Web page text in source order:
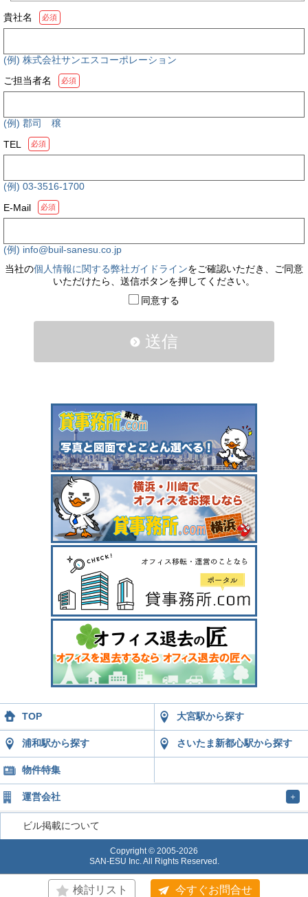
貴社名 必須
(例) 株式会社サンエスコーポレーション
ご担当者名
必須
(例) 郡司 穣
TEL
必須
(例) 03-3516-1700
E-Mail
必須
(例) info@buil-sanesu.co.jp
当社の個人情報に関する弊社ガイドラインをご確認いただき、ご同意
いただけたら、送信ボタンを押してください。
同意する
送信
検討リスト 今すぐお問合せ
TOP 大宮駅から探す
浦和駅から探す さいたま新都心駅から探す
物件特集
運営会社 ＋
ビル掲載について
Copyright © 2005-2026
SAN-ESU Inc. All Rights Reserved.